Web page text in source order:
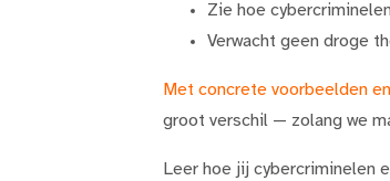
Zie hoe
Verwacht geen droge
Met concrete voorbeelden
groot verschil — zolang we
Leer hoe jij cybercriminelen